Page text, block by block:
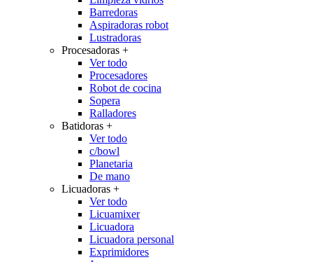
Barredoras
Aspiradoras robot
Lustradoras
Procesadoras +
Ver todo
Procesadores
Robot de cocina
Sopera
Ralladores
Batidoras +
Ver todo
c/bowl
Planetaria
De mano
Licuadoras +
Ver todo
Licuamixer
Licuadora
Licuadora personal
Exprimidores